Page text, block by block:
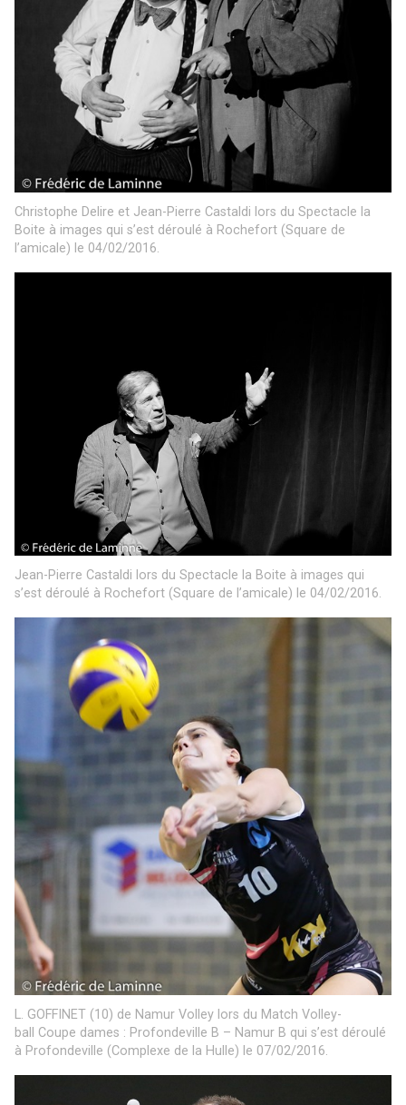
Christophe Delire et Jean-Pierre Castaldi lors du Spectacle la
Boite à images qui s’est déroulé à Rochefort (Square de
l’amicale) le 04/02/2016.
Jean-Pierre Castaldi lors du Spectacle la Boite à images qui
s’est déroulé à Rochefort (Square de l’amicale) le 04/02/2016.
L. GOFFINET (10) de Namur Volley lors du Match Volley-
ball Coupe dames : Profondeville B – Namur B qui s’est déroulé
à Profondeville (Complexe de la Hulle) le 07/02/2016.